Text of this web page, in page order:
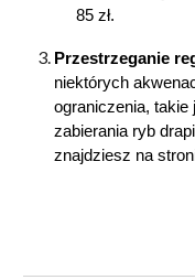
85 zł.
Przestrzeganie r
niektórych
ograniczenia,
zabierania ryb
znajdziesz na